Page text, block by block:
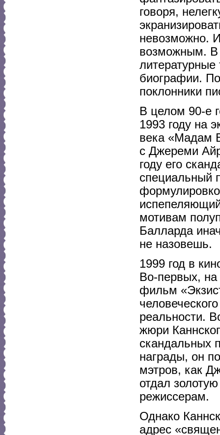
говоря,
невозможно.
возможным. В
биографии.
поклонники
В целом 90-е
1993 году на
века «Мадам
с Джереми
году его
специальный
мотивам
Балларда
не назовешь.
1999 год в
Во-первых,
фильм
реальности.
жюри
скандальных
награды, он
мэтров, как
отдал
режиссерам.
Однако
адрес